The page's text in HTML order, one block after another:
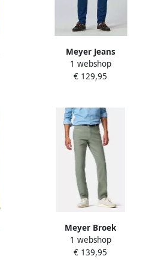
Meyer Jeans
1 webshop
€ 129,95
Meyer Broek
1 webshop
€ 139,95